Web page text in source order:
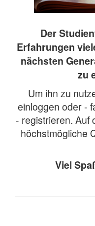
Der
Erfahrungen
nächsten
zu
Um ihn zu
einloggen oder -
- registrieren. Auf
höchstmögliche
Viel